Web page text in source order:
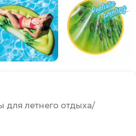
для летнего отдыха